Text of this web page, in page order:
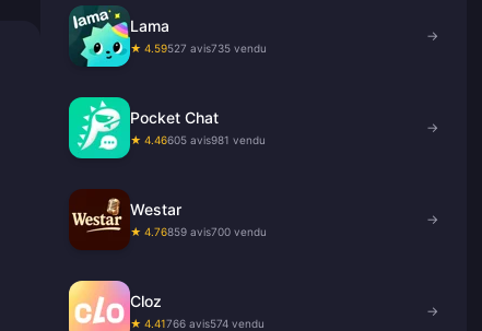
Lama
★ 4.59527 avis735 vendu
→
Pocket Chat
★ 4.46605 avis981 vendu
→
Westar
★ 4.76859 avis700 vendu
→
Cloz
★ 4.41766 avis574 vendu
→